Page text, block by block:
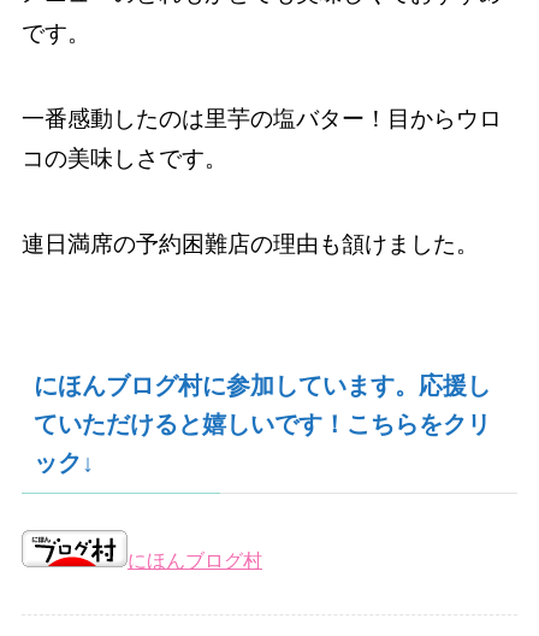
です。
一番感動したのは里芋の塩バター！目からウロ
コの美味しさです。
連日満席の予約困難店の理由も頷けました。
にほんブログ村に参加しています。応援し
ていただけると嬉しいです！こちらをクリ
ック↓
にほんブログ村